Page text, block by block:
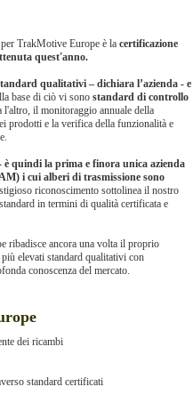
TrakMotive Europe è la certificazione
quest'anno.
qualitativi – dichiara l’azienda - e
base di ciò vi sono standard di controllo
l'altro, il monitoraggio annuale della
prodotti e la verifica della funzionalità e
è quindi la prima e finora unica azienda
i cui alberi di trasmissione sono
riconoscimento sottolinea il nostro
in termini di qualità certificata e
ribadisce ancora una volta il proprio
elevati standard qualitativi con
conoscenza del mercato.
dei ricambi
standard certificati